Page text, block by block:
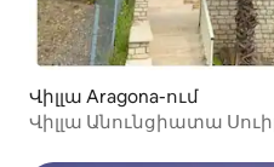
Վիլլա Aragona-ում
Վիլլա Անունցիատա